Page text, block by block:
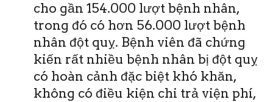
cho gần 154.000 lượt bệnh nhân,
trong đó có hơn 56.000 lượt bệnh
nhân đột quỵ. Bệnh viên đã chứng
kiến rất nhiều bệnh nhân bị đột quỵ
có hoàn cảnh đặc biệt khó khăn,
không có điều kiện chi trả viện phí,